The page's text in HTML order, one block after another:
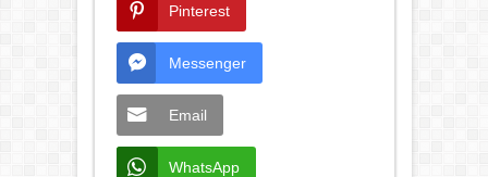
Pinterest
Messenger
Email
WhatsApp